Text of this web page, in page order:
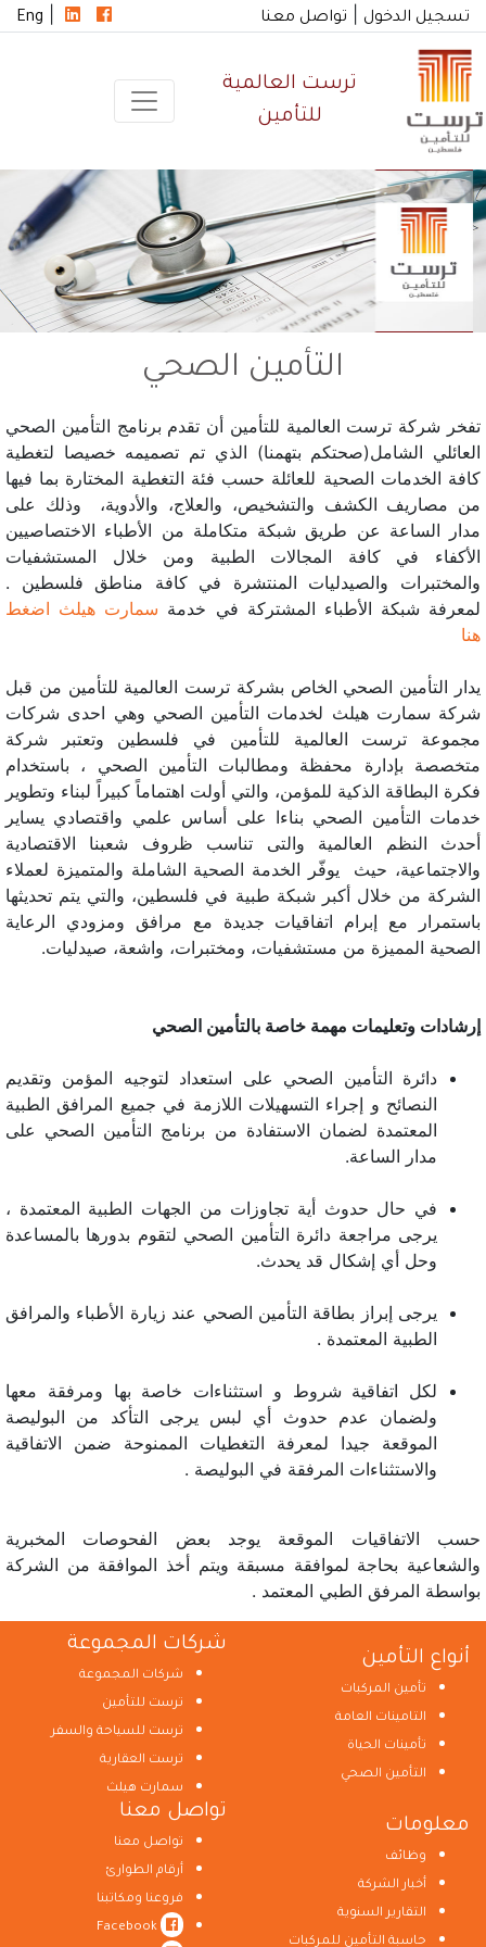
تسجيل الدخول تواصل معنا Eng
ترست العالمية
للتأمين
التأمين الصحي
تفخر شركة ترست العالمية للتأمين أن تقدم برنامج التأمين الصحي
العائلي الشامل(صحتكم بتهمنا) الذي تم تصميمه خصيصا لتغطية
كافة الخدمات الصحية للعائلة حسب فئة التغطية المختارة بما فيها
من مصاريف الكشف والتشخيص، والعلاج، والأدوية، وذلك على
مدار الساعة عن طريق شبكة متكاملة من الأطباء الاختصاصيين
الأكفاء في كافة المجالات الطبية ومن خلال المستشفيات
والمختبرات والصيدليات المنتشرة في كافة مناطق فلسطين .
لمعرفة شبكة الأطباء المشتركة في خدمة سمارت هيلث اضغط
هنا
يدار التأمين الصحي الخاص بشركة ترست العالمية للتأمين من قبل
شركة سمارت هيلث لخدمات التأمين الصحي وهي احدى شركات
مجموعة ترست العالمية للتأمين في فلسطين وتعتبر شركة
متخصصة بإدارة محفظة ومطالبات التأمين الصحي ، باستخدام
فكرة البطاقة الذكية للمؤمن، والتي أولت اهتماماً كبيراً لبناء وتطوير
خدمات التأمين الصحي بناءا على أساس علمي واقتصادي يساير
أحدث النظم العالمية والتى تناسب ظروف شعبنا الاقتصادية
والاجتماعية، حيث يوفّر الخدمة الصحية الشاملة والمتميزة لعملاء
الشركة من خلال أكبر شبكة طبية في فلسطين، والتي يتم تحديثها
باستمرار مع إبرام اتفاقيات جديدة مع مرافق ومزودي الرعاية
الصحية المميزة من مستشفيات، ومختبرات، واشعة، صيدليات.
إرشادات وتعليمات مهمة خاصة بالتأمين الصحي
دائرة التأمين الصحي على استعداد لتوجيه المؤمن وتقديم
النصائح و إجراء التسهيلات اللازمة في جميع المرافق الطبية
المعتمدة لضمان الاستفادة من برنامج التأمين الصحي على
مدار الساعة.
في حال حدوث أية تجاوزات من الجهات الطبية المعتمدة ،
يرجى مراجعة دائرة التأمين الصحي لتقوم بدورها بالمساعدة
وحل أي إشكال قد يحدث.
يرجى إبراز بطاقة التأمين الصحي عند زيارة الأطباء والمرافق
الطبية المعتمدة .
لكل اتفاقية شروط و استثناءات خاصة بها ومرفقة معها
ولضمان عدم حدوث أي لبس يرجى التأكد من البوليصة
الموقعة جيدا لمعرفة التغطيات الممنوحة ضمن الاتفاقية
والاستثناءات المرفقة في البوليصة .
حسب الاتفاقيات الموقعة يوجد بعض الفحوصات المخبرية
والشعاعية بحاجة لموافقة مسبقة ويتم أخذ الموافقة من الشركة
بواسطة المرفق الطبي المعتمد .
أنواع التأمين
تأمين المركبات
التامينات العامة
تأمينات الحياة
التأمين الصحي
شركات المجموعة
شركات المجموعة
ترست للتأمين
ترست للسياحة والسفر
ترست العقارية
سمارت هيلث
معلومات
وظائف
أخبار الشركة
التقارير السنوية
حاسبة التأمين للمركبات
تواصل معنا
تواصل معنا
أرقام الطوارئ
فروعنا ومكاتبنا